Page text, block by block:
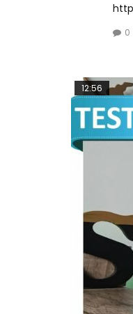
0
12:56